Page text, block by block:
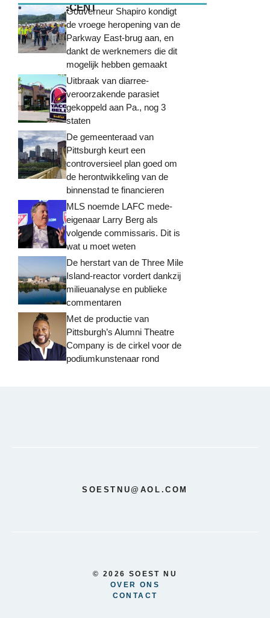
MEEST RECENTGouverneur Shapiro kondigt
de vroege heropening van de
Parkway East-brug aan, en
dankt de werknemers die dit
mogelijk hebben gemaakt
Uitbraak van diarree-
veroorzakende parasiet
gekoppeld aan Pa., nog 3
staten
De gemeenteraad van
Pittsburgh keurt een
controversieel plan goed om
de herontwikkeling van de
binnenstad te financieren
MLS noemde LAFC mede-
eigenaar Larry Berg als
volgende commissaris. Dit is
wat u moet weten
De herstart van de Three Mile
Island-reactor vordert dankzij
milieuanalyse en publieke
commentaren
Met de productie van
Pittsburgh’s Alumni Theatre
Company is de cirkel voor de
podiumkunstenaar rond
SOESTNU@AOL.COM
© 2026 SOEST NU
OVER ONS
CONTACT